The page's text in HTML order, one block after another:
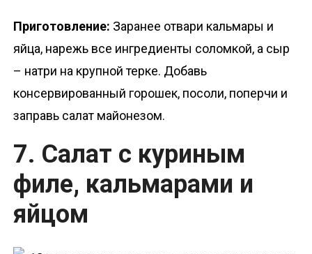
Приготовление: Заранее отвари кальмары и
яйца, нарежь все ингредиенты соломкой, а сыр
– натри на крупной терке. Добавь
консервированный горошек, посоли, поперчи и
заправь салат майонезом.
7. Салат с куриным
филе, кальмарами и
яйцом